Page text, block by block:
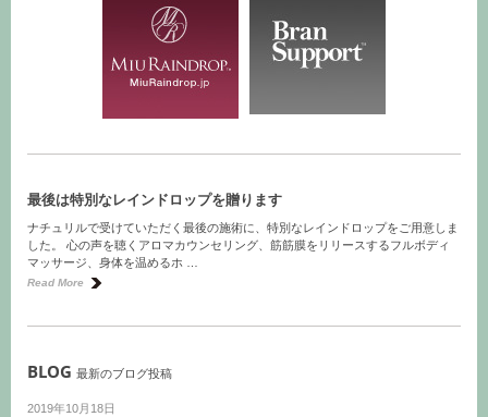
最後は特別なレインドロップを贈ります
ナチュリルで受けていただく最後の施術に、特別なレインドロップをご用意しま
した。 心の声を聴くアロマカウンセリング、筋筋膜をリリースするフルボディ
マッサージ、身体を温めるホ …
Read More
BLOG 最新のブログ投稿
2019年10月18日